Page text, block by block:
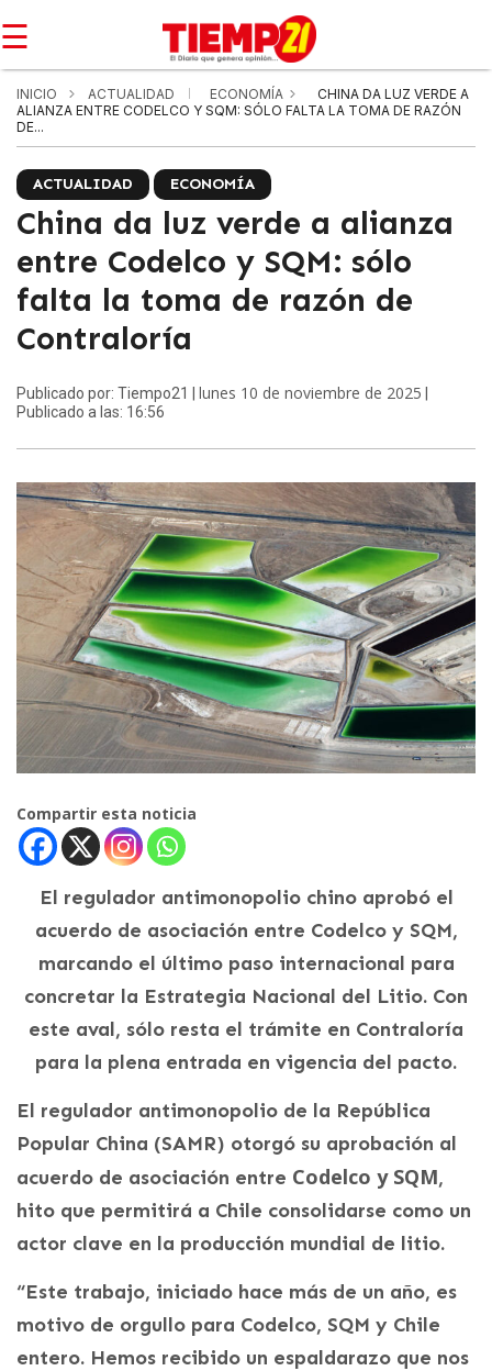
☰
INICIO ACTUALIDAD ECONOMÍA
CHINA DA LUZ VERDE A
ALIANZA ENTRE CODELCO Y SQM: SÓLO FALTA LA TOMA DE RAZÓN
DE...
ACTUALIDAD ECONOMÍA
China da luz verde a alianza
entre Codelco y SQM: sólo
falta la toma de razón de
Contraloría
Publicado por: Tiempo21 | lunes 10 de noviembre de 2025
Publicado a las: 16:56
Compartir esta noticia
El regulador antimonopolio chino aprobó el
acuerdo de asociación entre Codelco y SQM,
marcando el último paso internacional para
concretar la Estrategia Nacional del Litio. Con
este aval, sólo resta el trámite en Contraloría
para la plena entrada en vigencia del pacto.
El regulador antimonopolio de la República
Popular China (SAMR) otorgó su aprobación al
acuerdo de asociación entre Codelco y SQM,
hito que permitirá a Chile consolidarse como un
actor clave en la producción mundial de litio.
“Este trabajo, iniciado hace más de un año, es
motivo de orgullo para Codelco, SQM y Chile
entero. Hemos recibido un espaldarazo que nos